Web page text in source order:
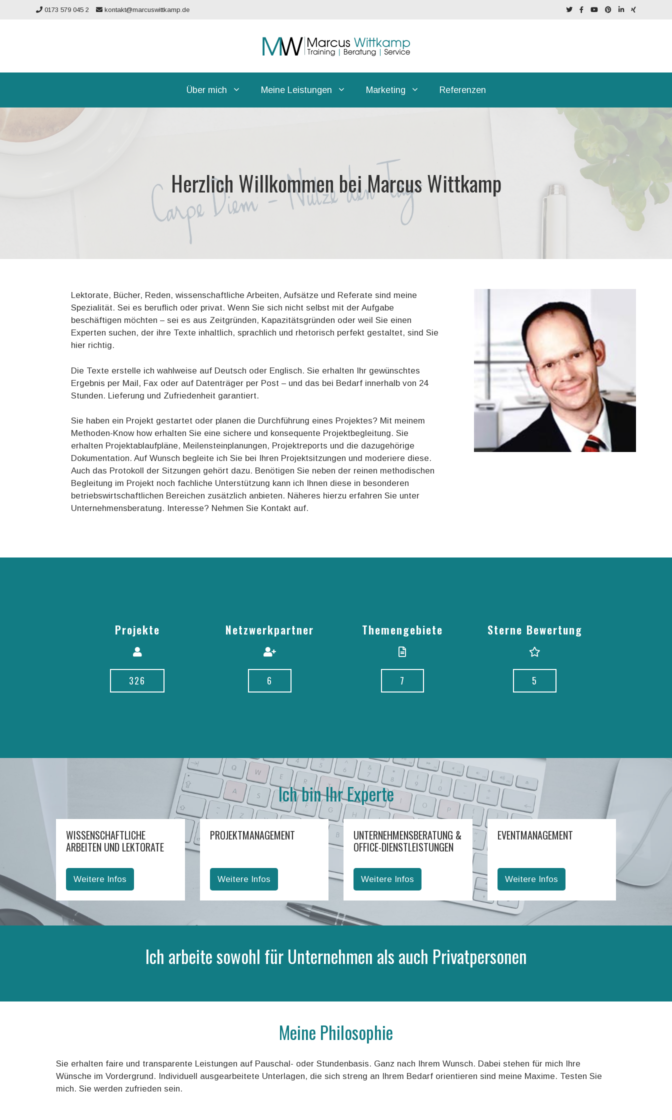
0173 579 045 2 kontakt@marcuswittkamp.de
Über mich Meine Leistungen Marketing Referenzen
Herzlich Willkommen bei Marcus Wittkamp
Lektorate, Bücher, Reden, wissenschaftliche Arbeiten, Aufsätze und Referate sind meine
Spezialität. Sei es beruflich oder privat. Wenn Sie sich nicht selbst mit der Aufgabe
beschäftigen möchten – sei es aus Zeitgründen, Kapazitätsgründen oder weil Sie einen
Experten suchen, der ihre Texte inhaltlich, sprachlich und rhetorisch perfekt gestaltet, sind Sie
hier richtig.
Die Texte erstelle ich wahlweise auf Deutsch oder Englisch. Sie erhalten Ihr gewünschtes
Ergebnis per Mail, Fax oder auf Datenträger per Post – und das bei Bedarf innerhalb von 24
Stunden. Lieferung und Zufriedenheit garantiert.
Sie haben ein Projekt gestartet oder planen die Durchführung eines Projektes? Mit meinem
Methoden-Know how erhalten Sie eine sichere und konsequente Projektbegleitung. Sie
erhalten Projektablaufpläne, Meilensteinplanungen, Projektreports und die dazugehörige
Dokumentation. Auf Wunsch begleite ich Sie bei Ihren Projektsitzungen und moderiere diese.
Auch das Protokoll der Sitzungen gehört dazu. Benötigen Sie neben der reinen methodischen
Begleitung im Projekt noch fachliche Unterstützung kann ich Ihnen diese in besonderen
betriebswirtschaftlichen Bereichen zusätzlich anbieten. Näheres hierzu erfahren Sie unter
Unternehmensberatung. Interesse? Nehmen Sie Kontakt auf.
Projekte
326
Netzwerkpartner
6
Themengebiete
7
Sterne Bewertung
5
Ich bin Ihr Experte
WISSENSCHAFTLICHE
ARBEITEN UND LEKTORATE
Weitere Infos
PROJEKTMANAGEMENT
Weitere Infos
UNTERNEHMENSBERATUNG &
OFFICE-DIENSTLEISTUNGEN
Weitere Infos
EVENTMANAGEMENT
Weitere Infos
Ich arbeite sowohl für Unternehmen als auch Privatpersonen
Meine Philosophie
Sie erhalten faire und transparente Leistungen auf Pauschal- oder Stundenbasis. Ganz nach Ihrem Wunsch. Dabei stehen für mich Ihre
Wünsche im Vordergrund. Individuell ausgearbeitete Unterlagen, die sich streng an Ihrem Bedarf orientieren sind meine Maxime. Testen Sie
mich. Sie werden zufrieden sein.